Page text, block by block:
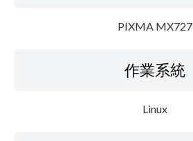
PIXMA MX727
作業系統
Linux